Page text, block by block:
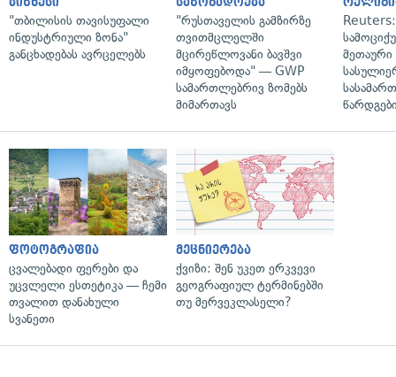
"თბილისის თავისუფალი
ინდუსტრიული ზონა"
განცხადებას ავრცელებს
"რუსთაველის გამზირზე
თვითმცლელში
მცირეწლოვანი ბავშვი
იმყოფებოდა" — GWP
სამართლებრივ ზომებს
მიმართავს
მეთაური
ფოტოგრაფია
ცვალებადი ფერები და
უცვლელი ესთეტიკა — ჩემი
თვალით დანახული
სვანეთი
მეცნიერება
ქვიზი: შენ უკეთ ერკვევი
გეოგრაფიულ ტერმინებში
თუ მერვეკლასელი?